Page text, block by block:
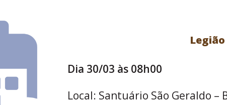
Dia 30/03 às 08h00
Local: Santuário São Geraldo –